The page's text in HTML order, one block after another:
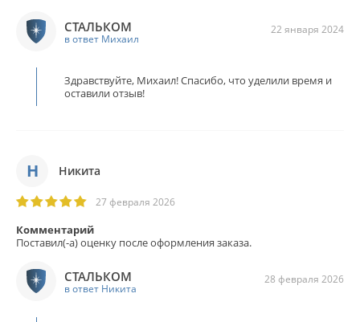
22 января 2024
СТАЛЬКОМ
в ответ Михаил
Здравствуйте, Михаил! Спасибо, что уделили время и
оставили отзыв!
Н Никита
27 февраля 2026
Комментарий
Поставил(-а) оценку после оформления заказа.
28 февраля 2026
СТАЛЬКОМ
в ответ Никита